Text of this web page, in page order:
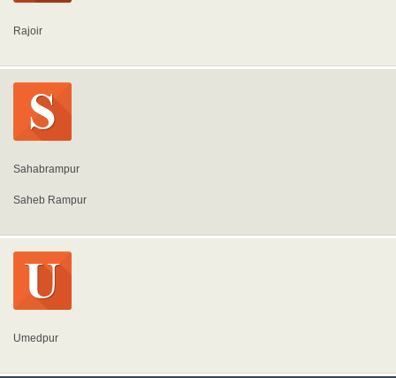
Rajoir
Sahabrampur
Saheb Rampur
Umedpur